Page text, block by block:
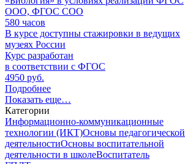
ООО, ФГОС СОО
580 часов
В курсе доступны стажировки в ведущих
музеях России
Курс разработан
в соответствии с ФГОС
4950 руб.
Подробнее
Показать еще…
Категории
Информационно-коммуникационные
технологии (ИКТ)Основы педагогической
деятельностиОсновы воспитательной
деятельности в школеВоспитатель